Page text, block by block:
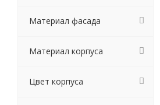
Материал фасада
Материал корпуса
Цвет корпуса